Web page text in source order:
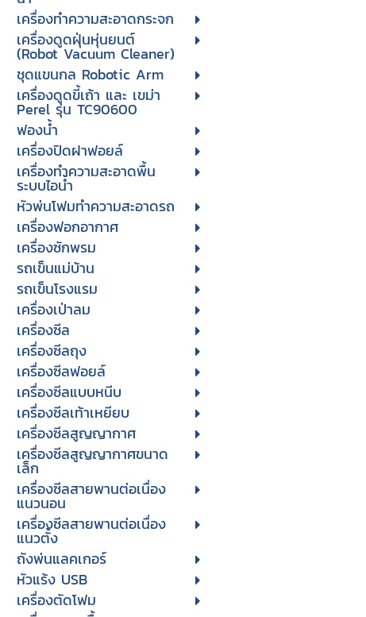
เครื่องทำความสะอาดกระจก
เครื่องดูดฝุ่นหุ่นยนต์
(Robot Vacuum Cleaner)
ชุดแขนกล Robotic Arm
เครื่องดูดขี้เถ้า และ เขม่า
Perel รุ่น TC90600
ฟองน้ำ
เครื่องปิดฝาฟอยล์
เครื่องทำความสะอาดพื้น
ระบบไอน้ำ
หัวพ่นโฟมทำความสะอาดรถ
เครื่องฟอกอากาศ
เครื่องซักพรม
รถเข็นแม่บ้าน
รถเข็นโรงแรม
เครื่องเป่าลม
เครื่องซีล
เครื่องซีลถุง
เครื่องซีลฟอยล์
เครื่องซีลแบบหนีบ
เครื่องซีลเท้าเหยียบ
เครื่องซีลสูญญากาศ
เครื่องซีลสูญญากาศขนาด
เล็ก
เครื่องซีลสายพานต่อเนื่อง
แนวนอน
เครื่องซีลสายพานต่อเนื่อง
แนวตั้ง
ถังพ่นแลคเกอร์
หัวแร้ง USB
เครื่องตัดโฟม